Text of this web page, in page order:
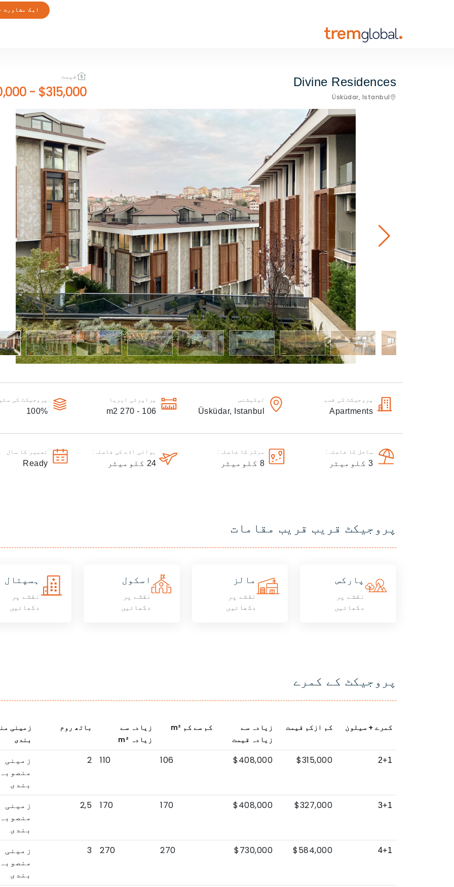
ایک مشاورت
Divine Residences
Üsküdar, Istanbul
قیمت
$315,000
-
پروجیکٹ کی قسم
Apartments
لوکیشنس
Üsküdar,
Istanbul
پراپرٹی ایریا
106 - 270
پروجیکٹ کی
100%
ساحل کا فاصلہ:
3 کلومیٹر
مرکز کا فاصلہ:
8 کلومیٹر
ہوائی اڈے کی فاصلہ:
24 کلومیٹر
تعمیر کا سال
Ready
پروجیکٹ قریب قریب مقامات
ہسپتال
نقشے پر
دکھائیں
اسکول
نقشے پر
دکھائیں
مالز
نقشے پر
دکھائیں
پارکس
نقشے پر
دکھائیں
پروجیکٹ کے کمرے
کمرے + سیلون کم ازکم قیمت
زیادہ سے
زیادہ قیمت
کم سے کم
زیادہ سے
زیادہ
باتھ روم
زمینی
بندی
2+1
$315,000
$408,000
106
110
2
زمینی
منصوبہ
بندی
3+1
$327,000
$408,000
170
170
2,5
زمینی
منصوبہ
بندی
4+1
$584,000
$730,000
270
270
3
زمینی
منصوبہ
بندی